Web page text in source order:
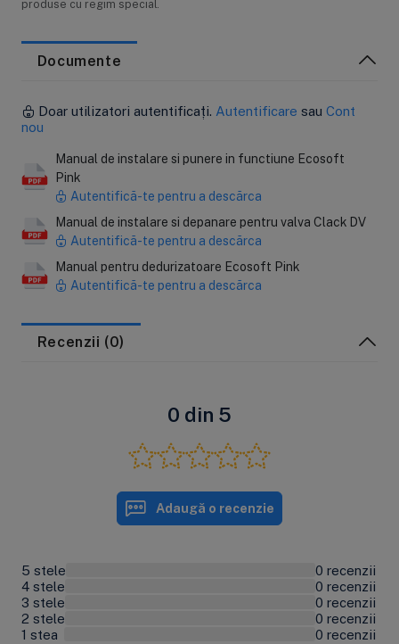
produse cu regim special.
Documente
Doar utilizatori autentificați. Autentificare sau Cont
nou
Manual de instalare si punere in functiune Ecosoft
Pink
Autentifică-te pentru a descărca
Manual de instalare si depanare pentru valva Clack DV
Autentifică-te pentru a descărca
Manual pentru dedurizatoare Ecosoft Pink
Autentifică-te pentru a descărca
Recenzii (0)
0 din 5
Adaugă o recenzie
5 stele
0 recenzii
4 stele
0 recenzii
3 stele
0 recenzii
2 stele
0 recenzii
1 stea
0 recenzii